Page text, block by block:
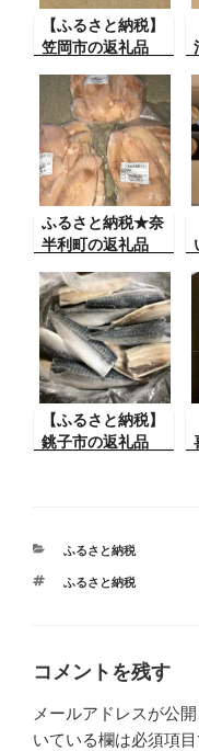
【ふるさと納税】
笠岡市の返礼品
ふるさと納税★奈
半利町の返礼品
【ふるさと納税】
銚子市の返礼品
カ
ゴ
ふるさと納税
タ
ふるさと納税
コメントを残す
メールアドレスが公
いている欄は必須項